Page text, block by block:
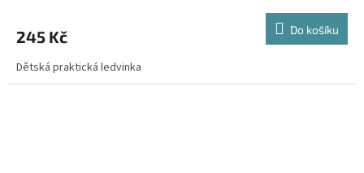
245 Kč Do košíku
Dětská praktická ledvinka